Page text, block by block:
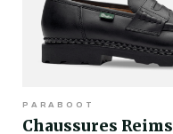
PARABOOT
Chaussures Reims